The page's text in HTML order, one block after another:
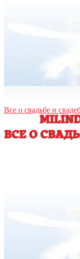
Все о свадьбе и